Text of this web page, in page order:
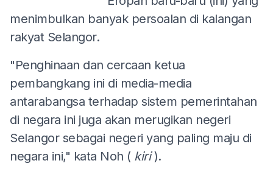
menimbulkan banyak persoalan di kalangan
rakyat Selangor.
"Penghinaan dan cercaan ketua
pembangkang ini di media-media
antarabangsa terhadap sistem pemerintahan
di negara ini juga akan merugikan negeri
Selangor sebagai negeri yang paling maju di
negara ini," kata Noh ( kiri).